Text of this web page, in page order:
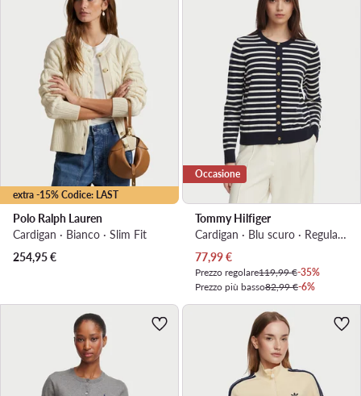
extra -15% Codice: LAST
Polo Ralph Lauren
Cardigan · Bianco · Slim Fit
254,95€
Occasione
Tommy Hilfiger
Cardigan · Blu scuro · Regular Fit
Prezzo attuale
77,99€
Prezzo regolare119,99 €-35%
Prezzo più basso82,99 €-6%